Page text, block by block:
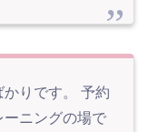
りです。 予約
ニングの場で